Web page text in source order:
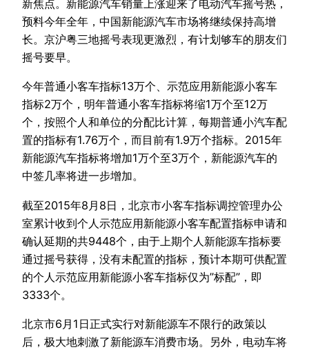
新焦点。新能源汽车销量上涨迎来了电动汽车摇号热，
预料今年全年，中国新能源汽车市场将继续保持高增
长。京沪粤三地摇号表现更激烈，有计划够车的朋友们
摇号要早。
今年普通小客车指标13万个、示范应用新能源小客车
指标2万个，明年普通小客车指标将缩1万个至12万
个，按照个人和单位的分配比计算，每期普通小汽车配
置的指标有1.76万个，而目前有1.9万个指标。2015年
新能源汽车指标将增加1万个至3万个，新能源汽车的
中签几率将进一步增加。
截至2015年8月8日，北京市小客车指标调控管理办公
室累计收到个人示范应用新能源小客车配置指标申请和
确认延期的共9448个，由于上期个人新能源车指标要
通过摇号获得，没有未配置的指标，预计本期可供配置
的个人示范应用新能源小客车指标仅为”标配”，即
3333个。
北京市6月1日正式实行对新能源车不限行的政策以
后，极大地刺激了新能源车消费市场。另外，电动车将